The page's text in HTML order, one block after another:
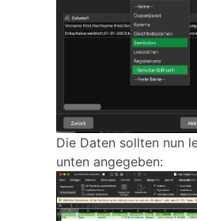
Die Daten sollten nun
unten angegeben: